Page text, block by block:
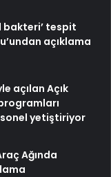
bakteri’ tespit
açıklama
açılan Açık
yetiştiriyor
Ağında